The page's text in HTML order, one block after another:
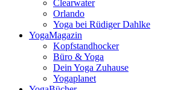
Clearwater
Orlando
Yoga bei Rüdiger Dahlke
YogaMagazin
Kopfstandhocker
Büro & Yoga
Dein Yoga Zuhause
Yogaplanet